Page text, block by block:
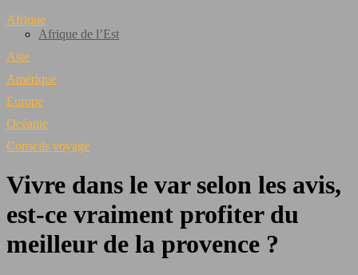
Afrique
Afrique de l’Est
Asie
Amérique
Europe
Océanie
Conseils voyage
Vivre dans le var selon les avis,
est-ce vraiment profiter du
meilleur de la provence ?